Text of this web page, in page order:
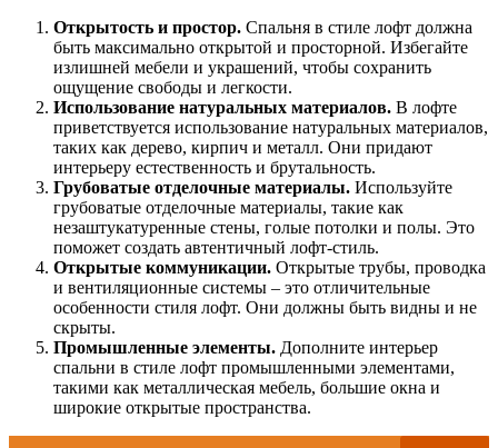
Открытость и простор. Спальня в стиле лофт должна
быть максимально открытой и просторной. Избегайте
излишней мебели и украшений, чтобы сохранить
ощущение свободы и легкости.
Использование натуральных материалов. В лофте
приветствуется использование натуральных материалов,
таких как дерево, кирпич и металл. Они придают
интерьеру естественность и брутальность.
Грубоватые отделочные материалы. Используйте
грубоватые отделочные материалы, такие как
незаштукатуренные стены, голые потолки и полы. Это
поможет создать автентичный лофт-стиль.
Открытые коммуникации. Открытые трубы, проводка
и вентиляционные системы – это отличительные
особенности стиля лофт. Они должны быть видны и не
скрыты.
Промышленные элементы. Дополните интерьер
спальни в стиле лофт промышленными элементами,
такими как металлическая мебель, большие окна и
широкие открытые пространства.